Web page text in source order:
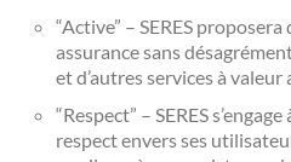
“Active” – SERES
assurance sans
et d’autres services à valeur
“Respect” – SERES
respect envers ses